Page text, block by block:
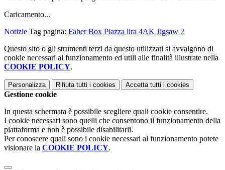
Caricamento...
Notizie Tag pagina: Faber Box Piazza lira 4AK Jigsaw 2
Questo sito o gli strumenti terzi da questo utilizzati si avvalgono di
cookie necessari al funzionamento ed utili alle finalità illustrate nella
COOKIE POLICY.
Personalizza Rifiuta tutti i cookies Accetta tutti i cookies
Gestione cookie
In questa schermata è possibile scegliere quali cookie consentire.
I cookie necessari sono quelli che consentono il funzionamento della
piattaforma e non è possibile disabilitarli.
Per conoscere quali sono i cookie necessari al funzionamento potete
visionare la COOKIE POLICY.